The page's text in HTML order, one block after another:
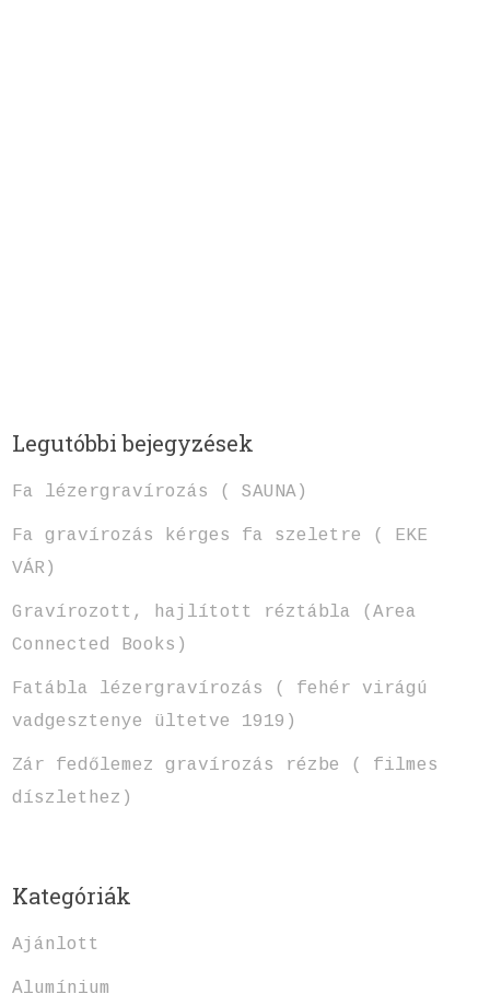
Legutóbbi bejegyzések
Fa lézergravírozás ( SAUNA)
Fa gravírozás kérges fa szeletre ( EKE
VÁR)
Gravírozott, hajlított réztábla (Area
Connected Books)
Fatábla lézergravírozás ( fehér virágú
vadgesztenye ültetve 1919)
Zár fedőlemez gravírozás rézbe ( filmes
díszlethez)
Kategóriák
Ajánlott
Alumínium